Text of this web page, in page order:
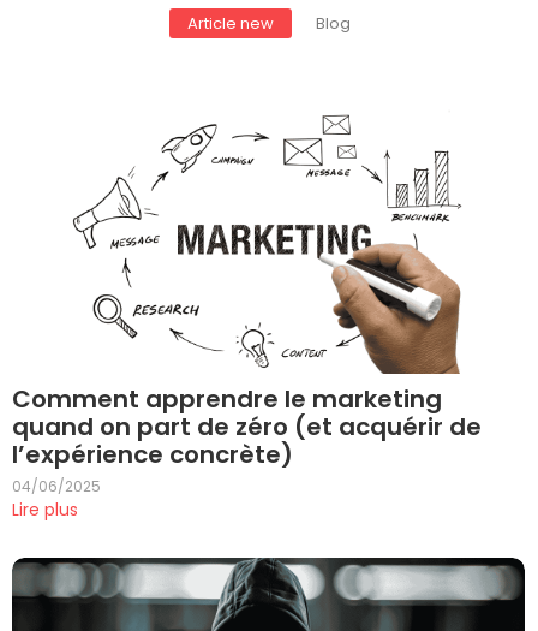
Article new Blog
Comment apprendre le marketing
quand on part de zéro (et acquérir de
l’expérience concrète)
04/06/2025
Lire plus